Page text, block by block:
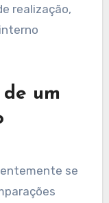
los por
de
a
metas
realização,